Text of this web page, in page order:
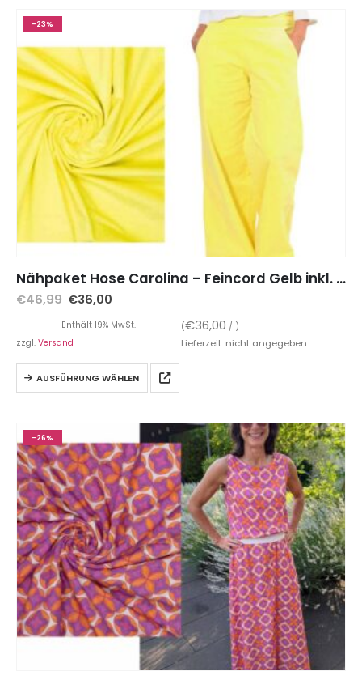
-23%
Nähpaket Hose Carolina – Feincord Gelb inkl. Schnittmuster auf Papier
€46,99 €36,00
Enthält 19% MwSt. (€36,00 / )
zzgl. Versand Lieferzeit: nicht angegeben
AUSFÜHRUNG WÄHLEN
-26%